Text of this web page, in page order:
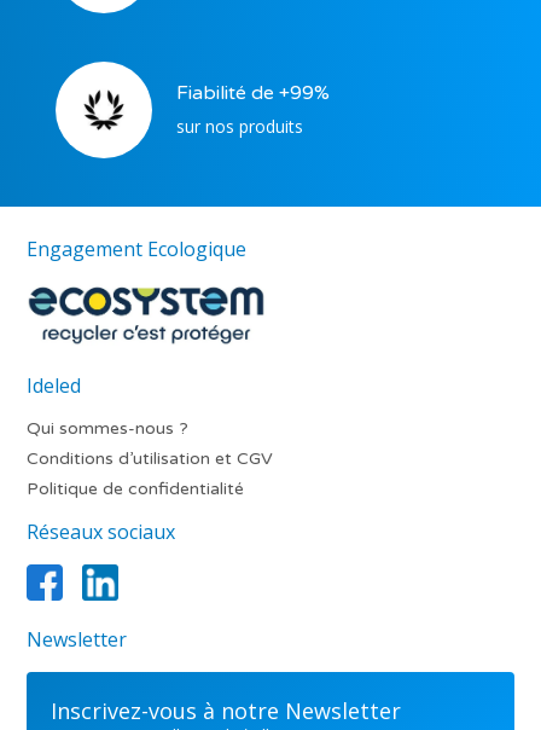
Fiabilité de +99%
sur nos produits
Engagement Ecologique
Ideled
Qui sommes-nous ?
Conditions d’utilisation et CGV
Politique de confidentialité
Réseaux sociaux
Newsletter
Inscrivez-vous à notre Newsletter